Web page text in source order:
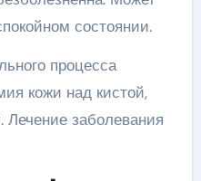
состоянии.
процесса
кожи над кистой,
заболевания